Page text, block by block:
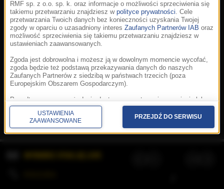
Korzystanie z portalu oznacza akceptację
Prywatność.Aplikacje.© 2026 Radio Muzyka
Fakty Grupa RMF sp. z o.o. sp. k.
RMF sp. z o.o. sp. k. oraz informacje o możliwości sprzeciwienia się
takiemu przetwarzaniu znajdziesz w polityce prywatności. Cele
przetwarzania Twoich danych bez konieczności uzyskania Twojej
zgody w oparciu o uzasadniony interes Zaufanych Partnerów IAB oraz
możliwość sprzeciwienia się takiemu przetwarzaniu znajdziesz w
ustawieniach zaawansowanych.
Zgoda jest dobrowolna i możesz ją w dowolnym momencie wycofać,
zgoda będzie też podstawą przekazywania danych do naszych
Zaufanych Partnerów z siedzibą w państwach trzecich (poza
Europejskim Obszarem Gospodarczym).
Ponadto masz prawo żądania dostępu, sprostowania, usunięcia lub
ograniczenia przetwarzania danych, a także złożenia skargi do
Prezesa Urzędu Ochrony Danych Osobowych. W polityce prywatności
znajdziesz informacje jak wykonać swoje prawa. Szczegółowe
informacje na temat przetwarzania Twoich danych znajdują się w
USTAWIENIA
ZAAWANSOWANE
PRZEJDŹ DO SERWISU